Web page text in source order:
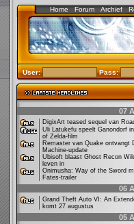
Home Forum Archief
User: Pass:
07
DigixArt teased sequel van
Uli Latukefu speelt Ganondorf
of Zelda-film
Remaster van Quake ontvangt
Machine-update
Ubisoft blaast Ghost Recon
leven in
Onimusha: Way of the Sword
Fates-trailer
06
Grand Theft Auto VI: An
komt 27 augustus
05